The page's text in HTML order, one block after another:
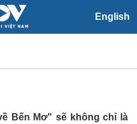
English
Xã hội
dấu 25
nhạc "Trở về
Bến Mơ" sẽ không chỉ là